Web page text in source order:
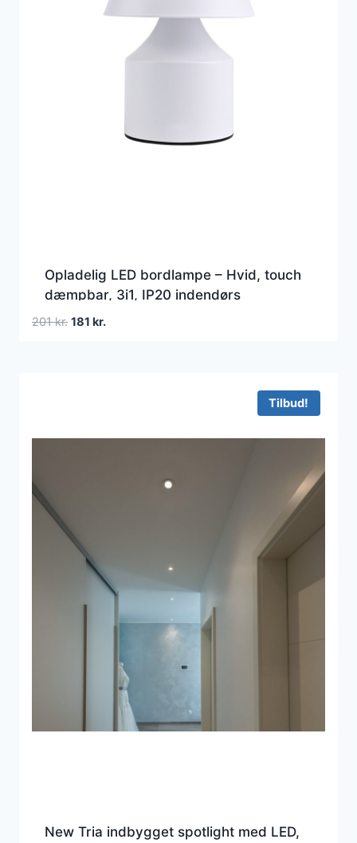
Opladelig LED bordlampe – Hvid, touch
dæmpbar, 3i1, IP20 indendørs
201kr. Den
181 kr.Den
Tilbud!
New Tria indbygget spotlight med LED,